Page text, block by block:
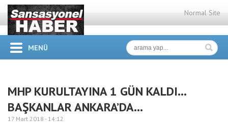
Normal Site
MENÜ
MHP KURULTAYINA 1 GÜN KALDI…
BAŞKANLAR ANKARA’DA…
17 Mart 2018 - 14:12